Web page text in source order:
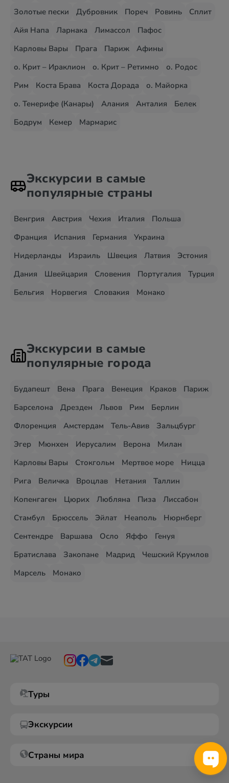
Золотые пески
Дубровник Пореч Ровинь
Сплит
Айя Напа
Ларнака Лимассол
Пафос
Карловы Вары
Прага Париж
Афины
о. Крит – Ираклион
о. Крит – Ретимно
о. Родос
Рим
Коста Брава Коста Дорада
о. Майорка
о. Тенерифе (Канары)
Алания Анталия
Белек
Бодрум
Кемер Мармарис
Экскурсии в самые
популярные страны
Венгрия Австрия Чехия Италия
Польша
Франция
Испания Германия
Украина
Нидерланды
Израиль Швеция Латвия
Эстония
Дания
Швейцария Словения Португалия
Турция
Бельгия
Норвегия Словакия Монако
Экскурсии в самые
популярные города
Будапешт Вена Прага Венеция Краков
Париж
Барселона
Дрезден Львов Рим
Берлин
Флоренция
Амстердам Тель-Авив
Зальцбург
Эгер
Мюнхен Иерусалим Верона
Милан
Карловы Вары
Стокгольм Мертвое море
Ницца
Рига
Величка Вроцлав Нетания
Таллин
Копенгаген
Цюрих Любляна Пиза
Лиссабон
Стамбул
Брюссель Эйлат Неаполь
Нюрнберг
Сентендре
Варшава Осло Яффо
Генуя
Братислава
Закопане Мадрид
Чешский Крумлов
Марсель
Монако
Туры
Экскурсии
Страны мира